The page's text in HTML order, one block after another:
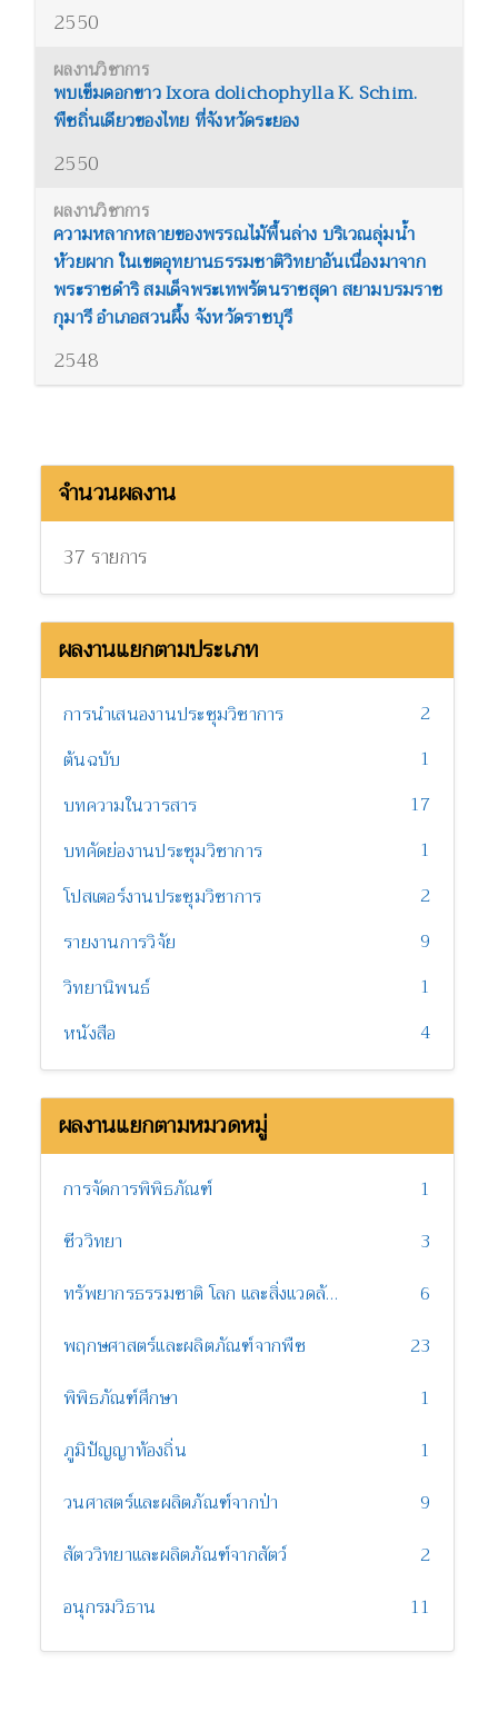
2550
พบเข็มดอกขาว Ixora dolichophylla K. Schim.
พืชถิ่นเดียวของไทย ที่จังหวัดระยอง
2550
ความหลากหลายของพรรณไม้พื้นล่าง บริเวณลุ่มน้ำ
ห้วยผาก ในเขตอุทยานธรรมชาติวิทยาอันเนื่องมาจาก
พระราชดำริ สมเด็จพระเทพรัตนราชสุดา สยามบรมราช
กุมารี อำเภอสวนผึ้ง จังหวัดราชบุรี
2548
จำนวนผลงาน
37 รายการ
ผลงานแยกตามประเภท
การนำเสนองานประชุมวิชาการ
2
ต้นฉบับ
1
บทความในวารสาร
17
บทคัดย่องานประชุมวิชาการ
1
โปสเตอร์งานประชุมวิชาการ
2
รายงานการวิจัย
9
วิทยานิพนธ์
1
หนังสือ
4
ผลงานแยกตามหมวดหมู่
การจัดการพิพิธภัณฑ์
1
ชีววิทยา
3
ทรัพยากรธรรมชาติ โลก และสิ่งแวดล้อม
6
พฤกษศาสตร์และผลิตภัณฑ์จากพืช
23
พิพิธภัณฑ์ศึกษา
1
ภูมิปัญญาท้องถิ่น
1
วนศาสตร์และผลิตภัณฑ์จากป่า
9
สัตววิทยาและผลิตภัณฑ์จากสัตว์
2
อนุกรมวิธาน
11